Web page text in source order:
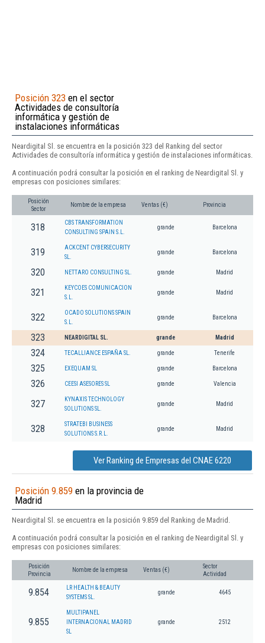
Posición 323 en el sector
Actividades de consultoría
informática y gestión de
instalaciones informáticas
Neardigital Sl. se encuentra en la posición 323 del Ranking del sector
Actividades de consultoría informática y gestión de instalaciones informáticas.
A continuación podrá consultar la posición en el ranking de Neardigital Sl. y
empresas con posiciones similares:
Posición
Sector
Nombre de la empresa Ventas (€) Provincia
318
CBS TRANSFORMATION
CONSULTING SPAIN S.L.
grande Barcelona
319
ACKCENT CYBERSECURITY
SL.
grande Barcelona
320 NETTARO CONSULTING SL. grande Madrid
321
KEYCOES COMUNICACION
S.L.
grande Madrid
322
OCADO SOLUTIONS SPAIN
S.L.
grande Barcelona
323 NEARDIGITAL SL. grande Madrid
324 TECALLIANCE ESPAÑA SL. grande Tenerife
325 EXEQUAM SL grande Barcelona
326 CEESI ASESORES SL grande Valencia
327
KYNAXIS TECHNOLOGY
SOLUTIONS SL.
grande Madrid
328
STRATEBI BUSINESS
SOLUTIONS S.R.L.
grande Madrid
Ver Ranking de Empresas del CNAE 6220
Posición 9.859 en la provincia de
Madrid
Neardigital Sl. se encuentra en la posición 9.859 del Ranking de Madrid.
A continuación podrá consultar la posición en el ranking de Neardigital Sl. y
empresas con posiciones similares:
Posición
Provincia
Nombre de la empresa Ventas (€)
Sector
Actividad
9.854
LR HEALTH & BEAUTY
SYSTEMS SL.
grande 4645
9.855
MULTIPANEL
INTERNACIONAL MADRID
SL
grande 2512